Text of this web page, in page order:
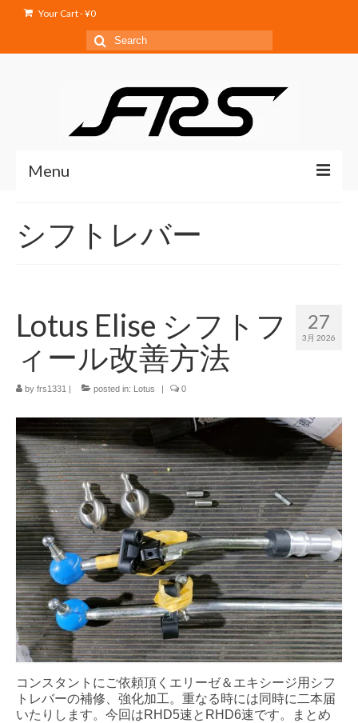
Your Cart-¥0
Search
for:
Menu
Service
シフトレバー
27
3月 2026
Lotus Elise シフトフ
ィール改善方法
by frs1331 | posted in: Lotus | 0
コンスタントにご依頼頂くエリーゼ＆エキシージ用シフ
トレバーの補修、強化加工。重なる時には同時に二本届
いたりします。今回はRHD5速とRHD6速です。まとめ